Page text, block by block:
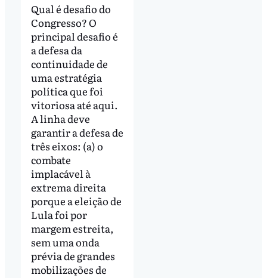
Qual é desafio do
Congresso? O
principal desafio é
a defesa da
continuidade de
uma estratégia
política que foi
vitoriosa até aqui.
A linha deve
garantir a defesa de
três eixos: (a) o
combate
implacável à
extrema direita
porque a eleição de
Lula foi por
margem estreita,
sem uma onda
prévia de grandes
mobilizações de